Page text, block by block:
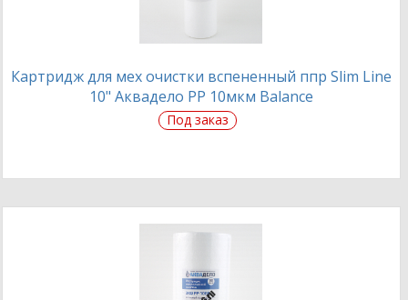
Картридж для мех очистки вспененный ппр Slim Line
10" Аквадело PP 10мкм Balance
Под заказ